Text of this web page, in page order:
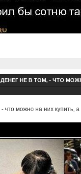
НЕ В ТОМ, - ЧТО
можно на них купить, а